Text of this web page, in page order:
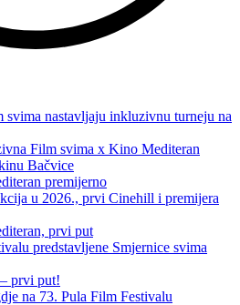
nastavljaju inkluzivnu turneju na
Film svima x Kino Mediteran
Bačvice
premijerno
u 2026., prvi Cinehill i premijera
prvi put
predstavljene Smjernice svima
prvi put!
na 73. Pula Film Festivalu